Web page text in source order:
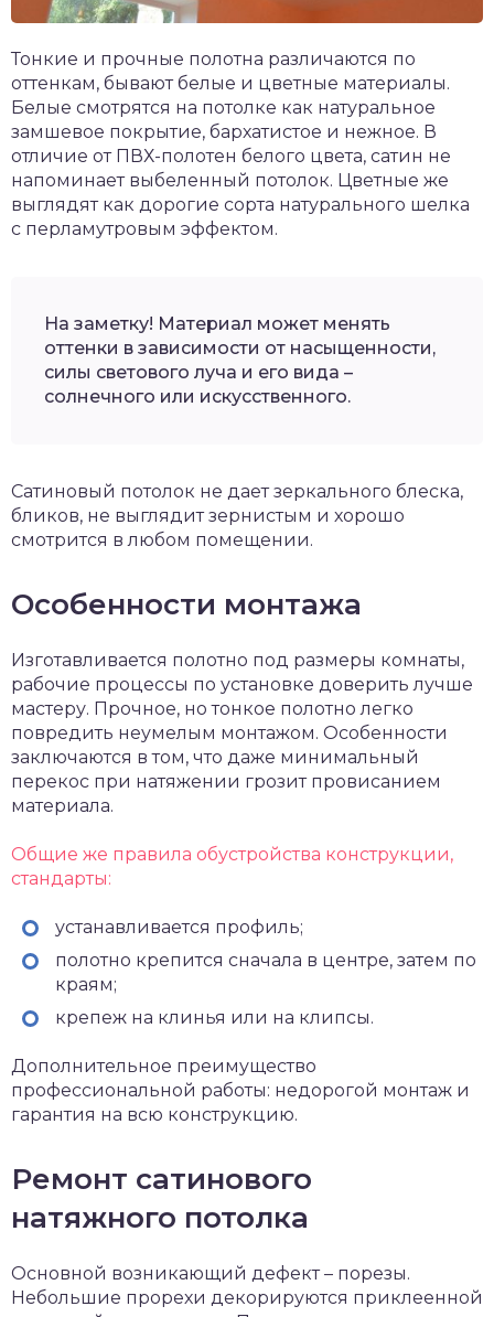
Тонкие и прочные полотна различаются по
оттенкам, бывают белые и цветные материалы.
Белые смотрятся на потолке как натуральное
замшевое покрытие, бархатистое и нежное. В
отличие от ПВХ-полотен белого цвета, сатин не
напоминает выбеленный потолок. Цветные же
выглядят как дорогие сорта натурального шелка
с перламутровым эффектом.
На заметку! Материал может менять
оттенки в зависимости от насыщенности,
силы светового луча и его вида –
солнечного или искусственного.
Сатиновый потолок не дает зеркального блеска,
бликов, не выглядит зернистым и хорошо
смотрится в любом помещении.
Особенности монтажа
Изготавливается полотно под размеры комнаты,
рабочие процессы по установке доверить лучше
мастеру. Прочное, но тонкое полотно легко
повредить неумелым монтажом. Особенности
заключаются в том, что даже минимальный
перекос при натяжении грозит провисанием
материала.
Общие же правила обустройства конструкции,
стандарты:
устанавливается профиль;
полотно крепится сначала в центре, затем по
краям;
крепеж на клинья или на клипсы.
Дополнительное преимущество
профессиональной работы: недорогой монтаж и
гарантия на всю конструкцию.
Ремонт сатинового
натяжного потолка
Основной возникающий дефект – порезы.
Небольшие прорехи декорируются приклеенной